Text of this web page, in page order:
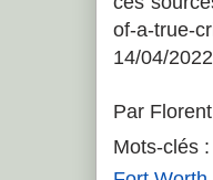
of-a-true-
14/04/2022
Par
Mots-clés :